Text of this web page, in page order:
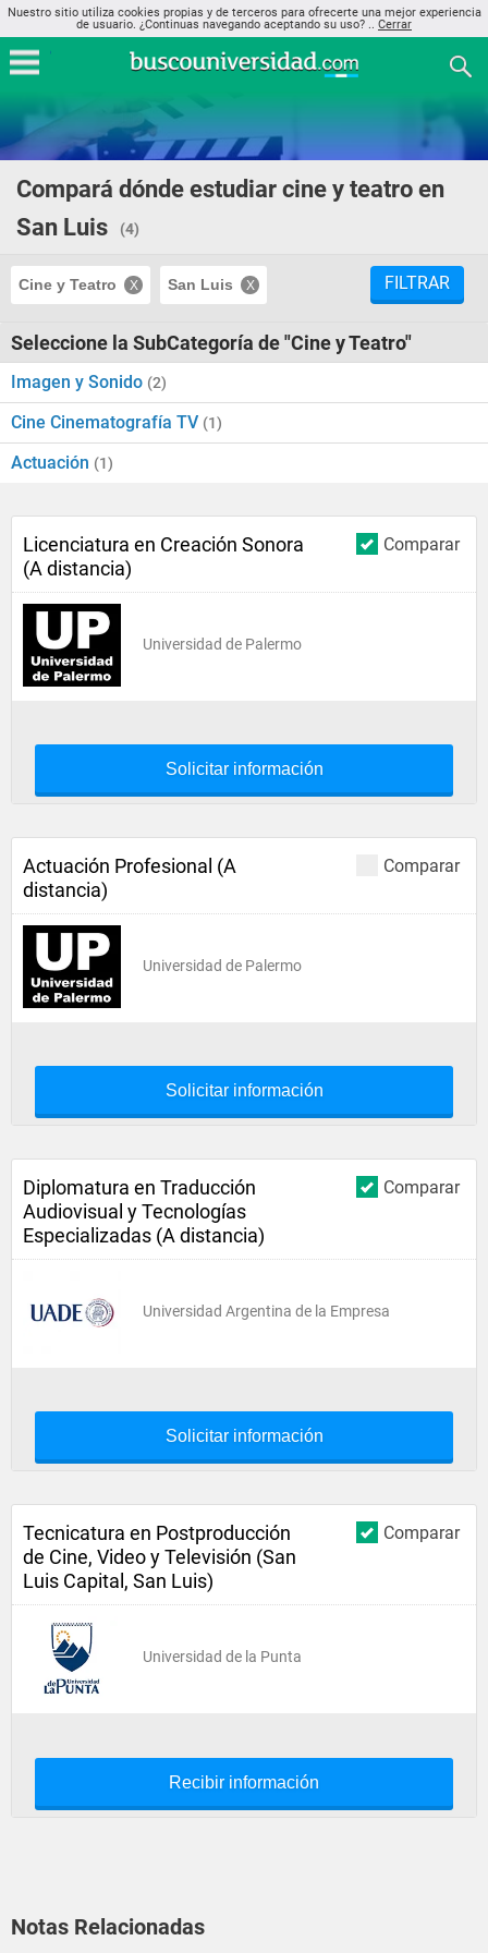
Nuestro sitio utiliza cookies propias y de terceros para ofrecerte una mejor experiencia
de usuario. ¿Continuas navegando aceptando su uso? .. Cerrar
Compará dónde estudiar cine y teatro en
San Luis
(4)
Cine y Teatro San Luis FILTRAR
Seleccione la SubCategoría de "Cine y Teatro"
Imagen y Sonido (2)
Cine Cinematografía TV (1)
Actuación (1)
Comparar
Licenciatura en Creación Sonora
(A distancia)
Universidad de Palermo
Solicitar información
Comparar
Actuación Profesional (A
distancia)
Universidad de Palermo
Solicitar información
Comparar
Diplomatura en Traducción
Audiovisual y Tecnologías
Especializadas (A distancia)
Universidad Argentina de la Empresa
Solicitar información
Comparar
Tecnicatura en Postproducción
de Cine, Video y Televisión (San
Luis Capital, San Luis)
Universidad de la Punta
Recibir información
Notas Relacionadas